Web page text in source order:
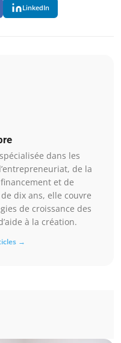
LinkedIn
dans les
de la
et de
dix ans, elle couvre
de croissance des
à la création.
→